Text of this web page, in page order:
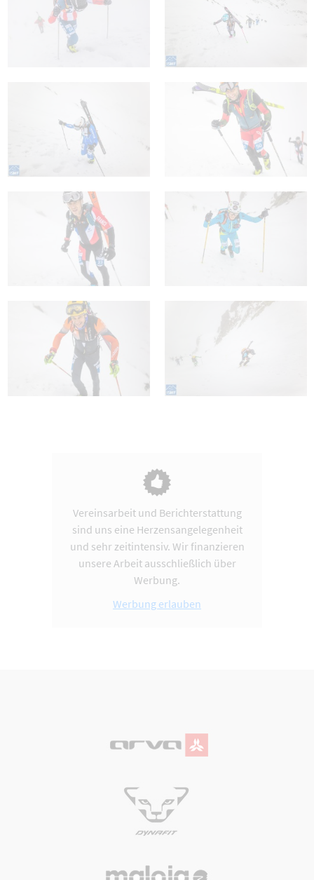
Vereinsarbeit und Berichterstattung
sind uns eine Herzensangelegenheit
und sehr zeitintensiv. Wir finanzieren
unsere Arbeit ausschließlich über
Werbung.
Werbung erlauben